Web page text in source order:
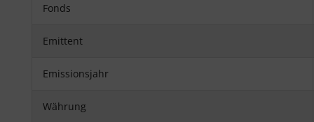
Fonds
Emittent
Emissionsjahr
Währung